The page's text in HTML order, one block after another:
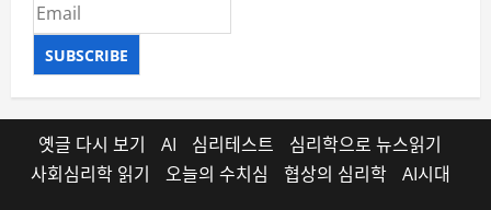
SUBSCRIBE
옛글 다시 보기 AI 심리테스트
심리학으로 뉴스읽기
사회심리학 읽기
오늘의 수치심 협상의 심리학 AI시대